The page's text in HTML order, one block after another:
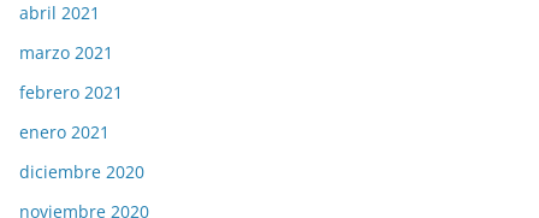
abril 2021
marzo 2021
febrero 2021
enero 2021
diciembre 2020
noviembre 2020